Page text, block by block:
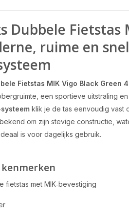
Dubbele Fietstas
ruime en
Fietstas MIK Vigo Black Green
een sportieve uitstraling
klik je de tas eenvoudig vast
om zijn stevige constructie,
is voor dagelijks gebruik.
fietstas met MIK‑bevestiging